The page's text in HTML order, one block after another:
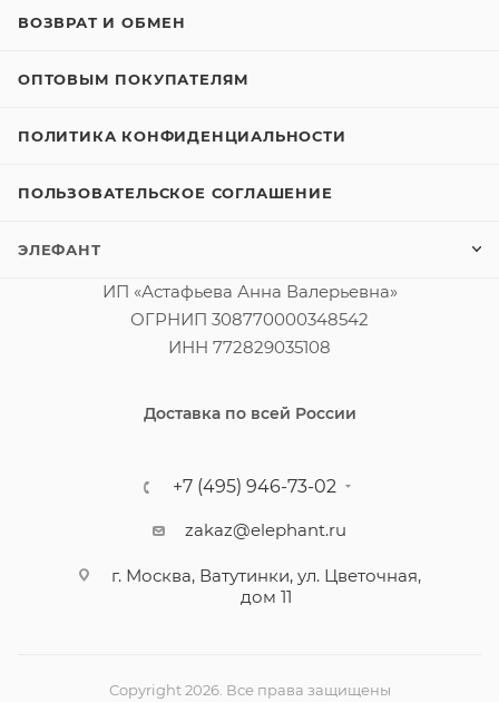
ВОЗВРАТ И ОБМЕН
ОПТОВЫМ ПОКУПАТЕЛЯМ
ПОЛИТИКА КОНФИДЕНЦИАЛЬНОСТИ
ПОЛЬЗОВАТЕЛЬСКОЕ СОГЛАШЕНИЕ
ЭЛЕФАНТ
ИП «Астафьева Анна Валерьевна»
ОГРНИП 308770000348542
ИНН 772829035108
Доставка по всей России
+7 (495) 946-73-02
zakaz@elephant.ru
г. Москва, Ватутинки, ул. Цветочная,
дом 11
Copyright 2026. Все права защищены